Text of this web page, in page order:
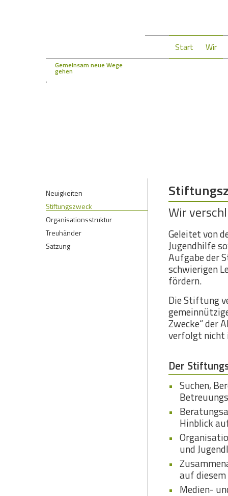
Start Wir
Gemeinsam neue Wege
gehen
Neuigkeiten
Stiftungszweck
Organisationsstruktur
Treuhänder
Satzung
Wir
Geleitet von
Jugendhilfe
Aufgabe der
schwierigen
fördern.
Die Stiftung
Zwecke“ der
verfolgt nicht
Der
Suchen,
Hinblick
und
auf
Medien-